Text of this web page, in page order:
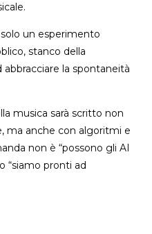
un esperimento
stanco della
la spontaneità
musica sarà scritto non
ma anche con algoritmi e
non è “possono gli AI
“siamo pronti ad